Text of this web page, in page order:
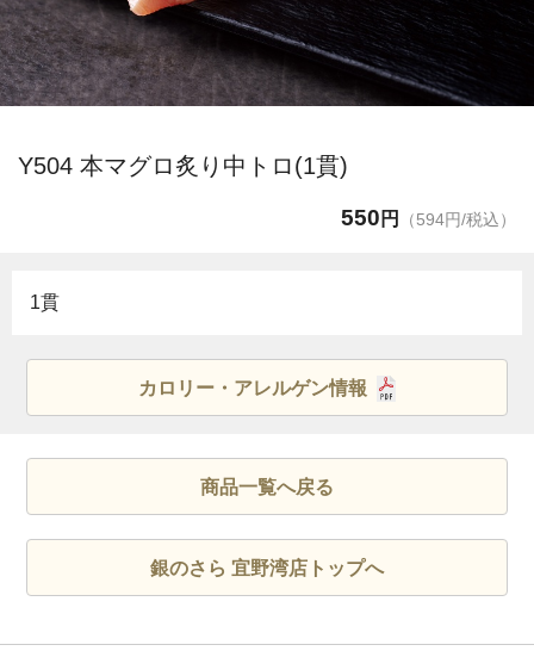
Y504 本マグロ炙り中トロ(1貫)
550 円 （594円/税込）
1貫
カロリー・アレルゲン情報
商品一覧へ戻る
銀のさら 宜野湾店トップへ